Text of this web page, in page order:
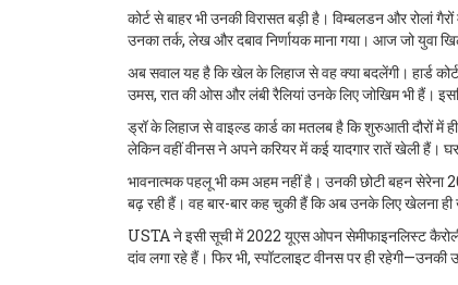
कोर्ट से बाहर भी उनकी विरासत बड़ी है। विम्बलडन और रोलां
उनका तर्क, लेख और दबाव निर्णायक माना गया। आज जो युवा
अब सवाल यह है कि खेल के लिहाज से वह क्या बदलेंगी। हार्ड
उमस, रात की ओस और लंबी रैलियां उनके लिए जोखिम भी हैं।
ड्रॉ के लिहाज से वाइल्ड कार्ड का मतलब है कि शुरुआती दौरों
लेकिन वहीं वीनस ने अपने करियर में कई यादगार रातें खेली हैं।
भावनात्मक पहलू भी कम अहम नहीं है। उनकी छोटी बहन सेरेना
बढ़ रही हैं। वह बार-बार कह चुकी हैं कि अब उनके लिए खेलना
USTA ने इसी सूची में 2022 यूएस ओपन सेमीफाइनलिस्ट
दांव लगा रहे हैं। फिर भी, स्पॉटलाइट वीनस पर ही